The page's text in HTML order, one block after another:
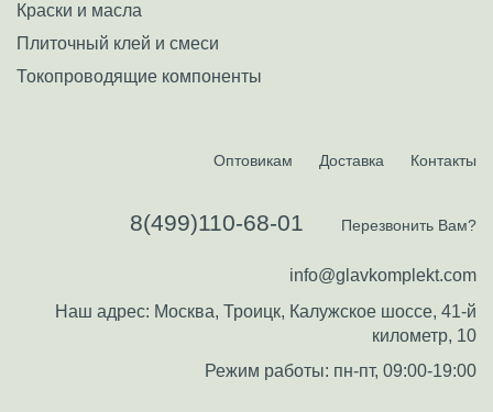
Краски и масла
Плиточный клей и смеси
Токопроводящие компоненты
Оптовикам Доставка Контакты
8(499)110-68-01 Перезвонить Вам?
info@glavkomplekt.com
Наш адрес: Москва, Троицк, Калужское шоссе, 41-й
километр, 10
Режим работы: пн-пт, 09:00-19:00